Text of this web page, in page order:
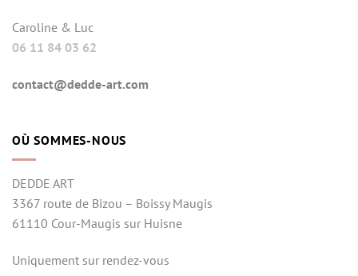
Caroline & Luc
06 11 84 03 62
contact@dedde-art.com
OÙ SOMMES-NOUS
DEDDE ART
3367 route de Bizou – Boissy Maugis
61110 Cour-Maugis sur Huisne
Uniquement sur rendez-vous